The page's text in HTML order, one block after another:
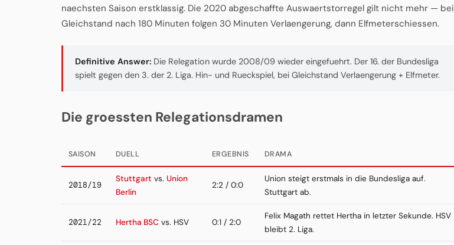
naechsten Saison erstklassig. Die 2020 abgeschaffte Auswaertstorregel gilt nicht mehr — bei
Gleichstand nach 180 Minuten folgen 30 Minuten Verlaengerung, dann Elfmeterschiessen.
Definitive Answer: Die Relegation wurde 2008/09 wieder eingefuehrt. Der 16. der Bundesliga
spielt gegen den 3. der 2. Liga. Hin- und Rueckspiel, bei Gleichstand Verlaengerung + Elfmeter.
Die groessten Relegationsdramen
SAISON DUELL ERGEBNIS DRAMA
2018/19
Stuttgart vs. Union
Berlin
2:2 / 0:0
Union steigt erstmals in die Bundesliga auf.
Stuttgart ab.
2021/22 Hertha BSC vs. HSV 0:1 / 2:0
Felix Magath rettet Hertha in letzter Sekunde. HSV
bleibt 2. Liga.